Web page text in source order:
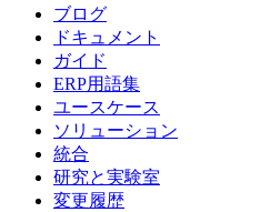
ブログ
ドキュメント
ガイド
ERP用語集
ユースケース
ソリューション
統合
研究と実験室
変更履歴